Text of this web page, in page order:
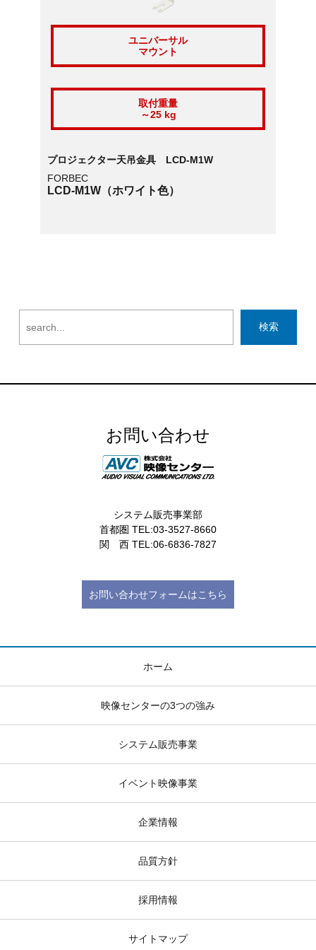
ユニバーサル
マウント
取付重量
～25 kg
プロジェクター天吊金具 LCD-M1W
FORBEC
LCD-M1W（ホワイト色）
お問い合わせ
システム販売事業部
首都圏 TEL:03-3527-8660
関 西 TEL:06-6836-7827
お問い合わせフォームはこちら
ホーム
映像センターの3つの強み
システム販売事業
イベント映像事業
企業情報
品質方針
採用情報
サイトマップ